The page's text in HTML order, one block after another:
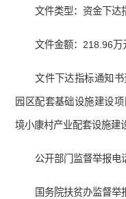
文件类型：资金下达
文件金额：218.96万
文件下达指标通知
园区配套基础设施建设
境小康村产业配套设施建
公开部门监督举报电
国务院扶贫办监督举